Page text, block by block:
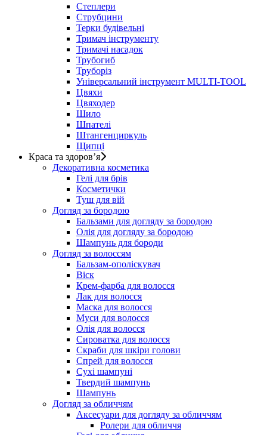
Степлери
Струбцини
Терки будівельні
Тримач інструменту
Тримачі насадок
Трубогиб
Труборіз
Універсальний інструмент MULTI-TOOL
Цвяхи
Цвяходер
Шило
Шпателі
Штангенциркуль
Щипці
Краса та здоров’я
Декоративна косметика
Гелі для брів
Косметички
Туш для вій
Догляд за бородою
Бальзами для догляду за бородою
Олія для догляду за бородою
Шампунь для бороди
Догляд за волоссям
Бальзам-ополіскувач
Віск
Крем-фарба для волосся
Лак для волосся
Маска для волосся
Муси для волосся
Олія для волосся
Сироватка для волосся
Скраби для шкіри голови
Спрей для волосся
Сухі шампуні
Твердий шампунь
Шампунь
Догляд за обличчям
Аксесуари для догляду за обличчям
Ролери для обличчя